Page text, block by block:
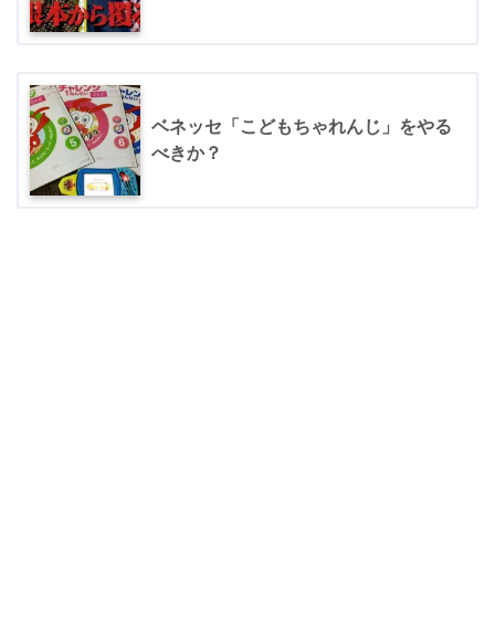
ベネッセ「こどもちゃれんじ」をやる
べきか？